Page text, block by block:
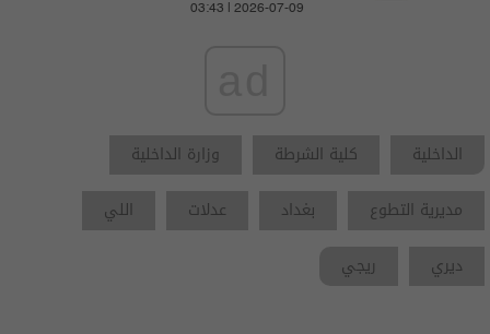
03:43 | 2026-07-09
الداخلية كلية الشرطة
وزارة الداخلية
مديرية التطوع
بغداد عدلات
اللي
ديري
ريجي